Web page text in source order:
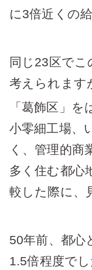
に3倍近くの
同じ23区でこ
考えられます
「葛飾区」
小零細工場、
く、管理的商
多く住む都心
較した際に、
50年前、都心
1.5倍程度で